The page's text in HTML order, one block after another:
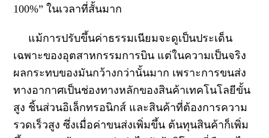
100%” ในเวลาที่สั้นมาก
แม้การปรับขึ้นค่าธรรมเนียมจะดูเป็นประเด็น
เฉพาะของอุตสาหกรรมการบิน แต่ในความเป็นจริง
ผลกระทบของมันกว้างกว่านั้นมาก เพราะการขนส่ง
ทางอากาศเป็นช่องทางหลักของสินค้าเทคโนโลยีขั้น
สูง ชิ้นส่วนอิเล็กทรอนิกส์ และสินค้าที่ต้องการความ
รวดเร็วสูง ซึ่งเมื่อค่าขนส่งเพิ่มขึ้น ต้นทุนสินค้าก็เพิ่ม